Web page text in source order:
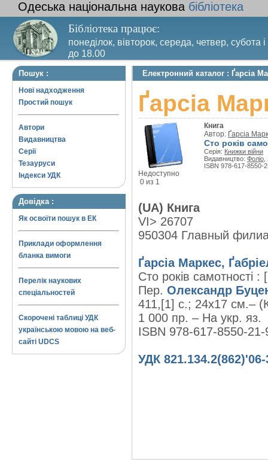
Одеська національна наукова бібліотека
Бібліотека працює:
понеділок, вівторок, середа, четвер, субота
до 18.00
Вихідний день – п’ятниця. Останній четвер
Пошук :
Нові надходження
Простий пошук
Автори
Видавництва
Серії
Тезауруси
Індекси УДК
Довідка :
Як освоїти пошук в ЕК
Приклади оформлення
бланка вимоги
Перелік наукових
спеціальностей
Скорочені таблиці УДК
українською мовою на веб-
сайті UDCS
Електронний каталог : Ґарсіа
Ґарсіа
Недоступно
0 из 1
Книга
Автор: Ґарсіа
Сто років
Серія: Книжки війни
Видавництво: Фоліо
ISBN 978-617-8550-
(UA) Книга
VI> 26707
950304 Главный
Ґарсіа Маркес,
Сто років самотності
Пер. Олександр
411,[1] с.; 24х17 см.–
1 000 пр. – На укр. яз.
ISBN 978-617-8550-21-
УДК 821.134.2(862)'06-